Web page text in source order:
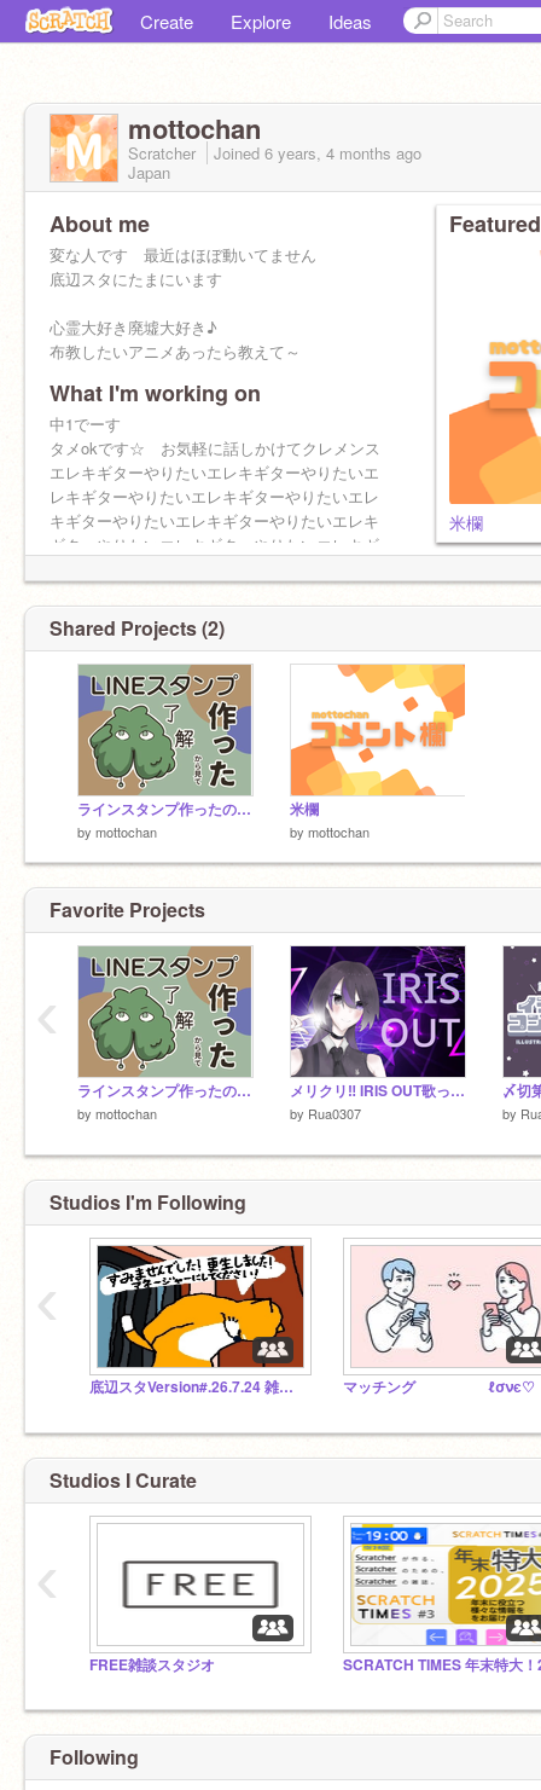
Create Explore Ideas
mottochan
Scratcher Joined 6 years, 4 months ago
Japan
About me
変な人です 最近はほぼ動いてません
底辺スタにたまにいます
心霊大好き廃墟大好き♪
布教したいアニメあったら教えて～
What I'm working on
中1でーす
タメokです☆ お気軽に話しかけてクレメンス
エレキギターやりたいエレキギターやりたいエ
レキギターやりたいエレキギターやりたいエレ
キギターやりたいエレキギターやりたいエレキ
ギターやりたいエレキギターやりたいエレキギ
ーやりたいエレキギターやりたいエレキギター
やりたい
米欄
Shared Projects (2)
ラインスタンプ作ったので見てくださいお願いしますお願いします
by mottochan
米欄
by mottochan
Favorite Projects
ラインスタンプ作ったので見てくださいお願いしますお願いします
by mottochan
メリクリ‼︎ IRIS OUT歌ってみた
by Rua0307 by
‹
Studios I'm Following
底辺スタVersion#.26.7.24 雑談ァァｧﾝ☆ マッチング ℓσνє♡
‹
Studios I Curate
FREE雑談スタジオ
‹
Following